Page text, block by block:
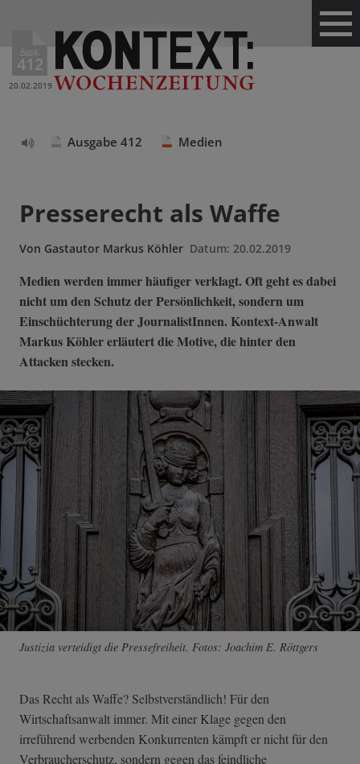
Ausg.
412
20.02.2019
Ausgabe 412 Medien
Presserecht als Waffe
Von Gastautor Markus Köhler Datum: 20.02.2019
Medien werden immer häufiger verklagt. Oft geht es dabei
nicht um den Schutz der Persönlichkeit, sondern um
Einschüchterung der JournalistInnen. Kontext-Anwalt
Markus Köhler erläutert die Motive, die hinter den
Attacken stecken.
Justizia verteidigt die Pressefreiheit. Fotos: Joachim E. Röttgers
Das Recht als Waffe? Selbstverständlich! Für den
Wirtschaftsanwalt immer. Mit einer Klage gegen den
irreführend werbenden Konkurrenten kämpft er nicht für den
Verbraucherschutz, sondern gegen das feindliche